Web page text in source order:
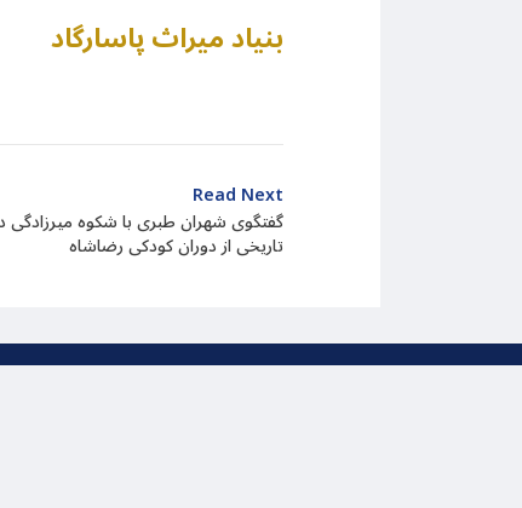
بنیاد میراث پاسارگاد
Read Next
گفتگوی شهران طبری با شکوه میرزادگی
تاریخی از دوران کودکی رضاشاه